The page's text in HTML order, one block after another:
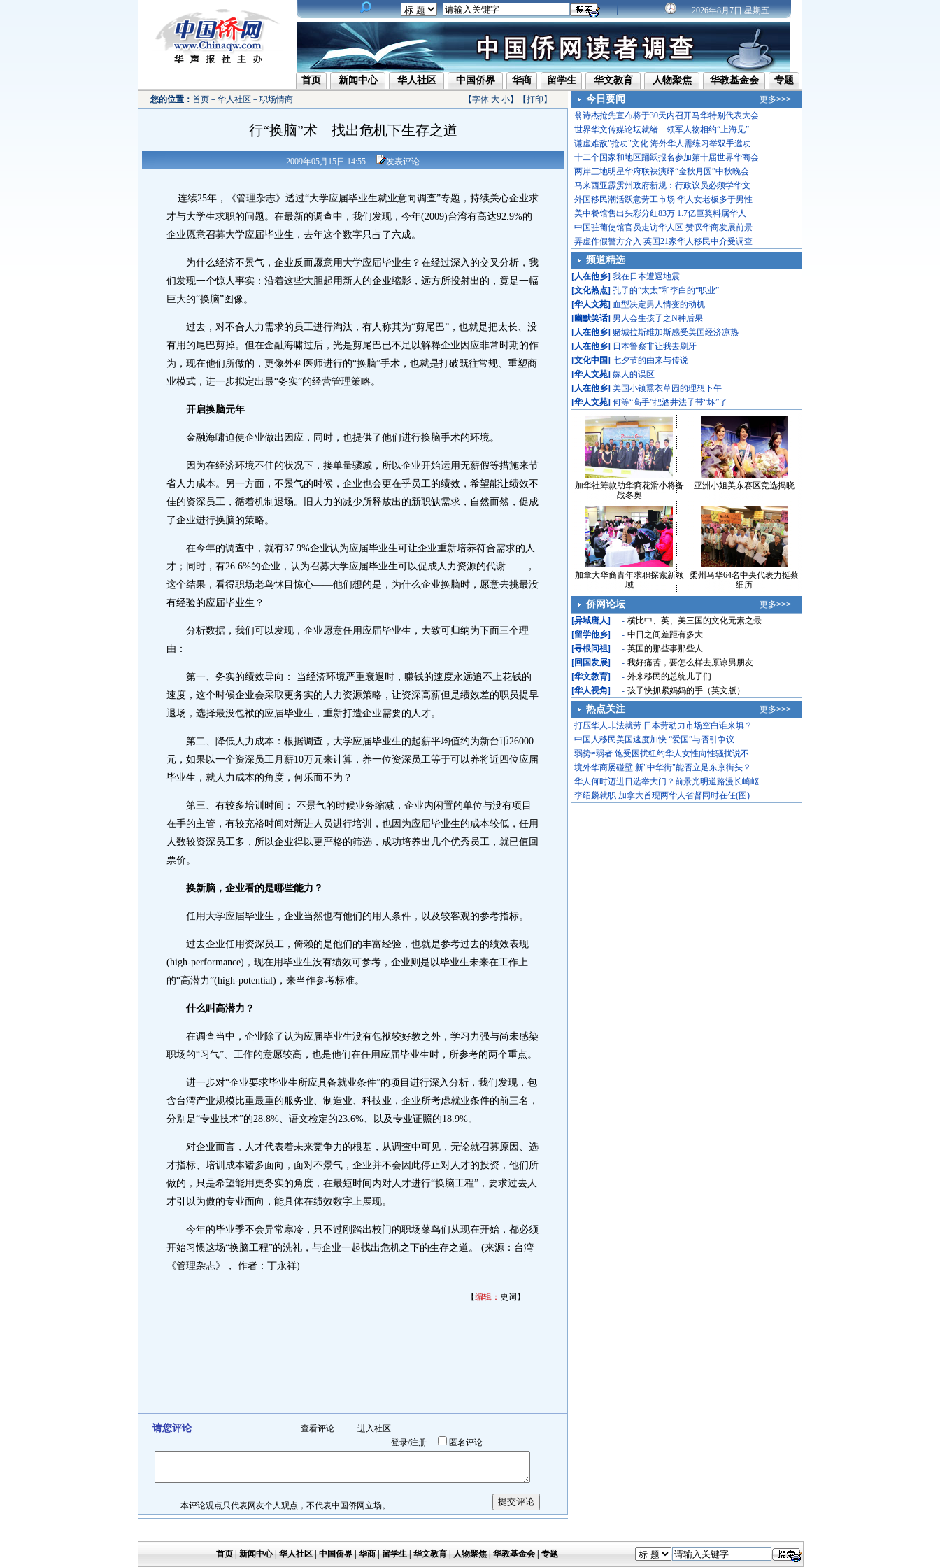
2026年8月7日 星期五
首页 新闻中心 华人社区 中国侨界 华商 留学生 华文教育 人物聚焦 华教基金会 专题
您的位置： 首页 － 华人社区 － 职场情商 【字体 大 小】【打印 】
行“换脑”术 找出危机下生存之道
2009年05月15日 14:55 发表评论
连续25年，《管理杂志》透过“大学应届毕业生就业意向调查”专题，持续关心企业求
才与大学生求职的问题。在最新的调查中，我们发现，今年(2009)台湾有高达92.9%的
企业愿意召募大学应届毕业生，去年这个数字只占了六成。
为什么经济不景气，企业反而愿意用大学应届毕业生？在经过深入的交叉分析，我
们发现一个惊人事实：沿着这些大胆起用新人的企业缩影，远方所投射出的，竟是一幅
巨大的“换脑”图像。
过去，对不合人力需求的员工进行淘汰，有人称其为“剪尾巴”，也就是把太长、没
有用的尾巴剪掉。但在金融海啸过后，光是剪尾巴已不足以解释企业因应非常时期的作
为，现在他们所做的，更像外科医师进行的“换脑”手术，也就是打破既往常规、重塑商
业模式，进一步拟定出最“务实”的经营管理策略。
开启换脑元年
金融海啸迫使企业做出因应，同时，也提供了他们进行换脑手术的环境。
因为在经济环境不佳的状况下，接单量骤减，所以企业开始运用无薪假等措施来节
省人力成本。另一方面，不景气的时候，企业也会更在乎员工的绩效，希望能让绩效不
佳的资深员工，循着机制退场。旧人力的减少所释放出的新职缺需求，自然而然，促成
了企业进行换脑的策略。
在今年的调查中，就有37.9%企业认为应届毕业生可让企业重新培养符合需求的人
才；同时，有26.6%的企业，认为召募大学应届毕业生可以促成人力资源的代谢……，
这个结果，看得职场老鸟怵目惊心——他们想的是，为什么企业换脑时，愿意去挑最没
有经验的应届毕业生？
分析数据，我们可以发现，企业愿意任用应届毕业生，大致可归纳为下面三个理
由：
第一、务实的绩效导向： 当经济环境严重衰退时，赚钱的速度永远追不上花钱的
速度，这个时候企业会采取更务实的人力资源策略，让资深高薪但是绩效差的职员提早
退场，选择最没包袱的应届毕业生，重新打造企业需要的人才。
第二、降低人力成本：根据调查，大学应届毕业生的起薪平均值约为新台币26000
元，如果以一个资深员工月薪10万元来计算，养一位资深员工等于可以养将近四位应届
毕业生，就人力成本的角度，何乐而不为？
第三、有较多培训时间： 不景气的时候业务缩减，企业内闲置的单位与没有项目
在手的主管，有较充裕时间对新进人员进行培训，也因为应届毕业生的成本较低，任用
人数较资深员工多，所以企业得以更严格的筛选，成功培养出几个优秀员工，就已值回
票价。
换新脑，企业看的是哪些能力？
任用大学应届毕业生，企业当然也有他们的用人条件，以及较客观的参考指标。
过去企业任用资深员工，倚赖的是他们的丰富经验，也就是参考过去的绩效表现
(high-performance)，现在用毕业生没有绩效可参考，企业则是以毕业生未来在工作上
的“高潜力”(high-potential)，来当作参考标准。
什么叫高潜力？
在调查当中，企业除了认为应届毕业生没有包袱较好教之外，学习力强与尚未感染
职场的“习气”、工作的意愿较高，也是他们在任用应届毕业生时，所参考的两个重点。
进一步对“企业要求毕业生所应具备就业条件”的项目进行深入分析，我们发现，包
含台湾产业规模比重最重的服务业、制造业、科技业，企业所考虑就业条件的前三名，
分别是“专业技术”的28.8%、语文检定的23.6%、以及专业证照的18.9%。
对企业而言，人才代表着未来竞争力的根基，从调查中可见，无论就召募原因、选
才指标、培训成本诸多面向，面对不景气，企业并不会因此停止对人才的投资，他们所
做的，只是希望能用更务实的角度，在最短时间内对人才进行“换脑工程”，要求过去人
才引以为傲的专业面向，能具体在绩效数字上展现。
今年的毕业季不会异常寒冷，只不过刚踏出校门的职场菜鸟们从现在开始，都必须
开始习惯这场“换脑工程”的洗礼，与企业一起找出危机之下的生存之道。 (来源：台湾
《管理杂志》， 作者：丁永祥)
【编辑： 史词】
请您评论 查看评论
进入社区
登录/注册 匿名评论
本评论观点只代表网友个人观点，不代表中国侨网立场。
今日要闻
更多>>>
·翁诗杰抢先宣布将于30天内召开马华特别代表大会
·世界华文传媒论坛就绪 领军人物相约“上海见”
·谦虚难敌"抢功"文化 海外华人需练习举双手邀功
·十二个国家和地区踊跃报名参加第十届世界华商会
·两岸三地明星华府联袂演绎“金秋月圆”中秋晚会
·马来西亚霹雳州政府新规：行政议员必须学华文
·外国移民潮活跃意劳工市场 华人女老板多于男性
·美中餐馆售出头彩分红83万 1.7亿巨奖料属华人
·中国驻葡使馆官员走访华人区 赞叹华商发展前景
·弄虚作假警方介入 英国21家华人移民中介受调查
频道精选
[人在他乡] 我在日本遭遇地震
[文化热点] 孔子的“太太”和李白的“职业”
[华人文苑] 血型决定男人情变的动机
[幽默笑话] 男人会生孩子之N种后果
[人在他乡] 赌城拉斯维加斯感受美国经济凉热
[人在他乡] 日本警察非让我去刷牙
[文化中国] 七夕节的由来与传说
[华人文苑] 嫁人的误区
[人在他乡] 美国小镇熏衣草园的理想下午
[华人文苑] 何等“高手”把酒井法子带“坏”了
加华社筹款助华裔花滑小将备
战冬奥
亚洲小姐美东赛区竞选揭晓
加拿大华裔青年求职探索新领
域
柔州马华64名中央代表力挺蔡
细历
侨网论坛
更多>>>
[异域唐人]
[留学他乡]
[寻根问祖]
[回国发展]
[华文教育]
[华人视角]
- 横比中、英、美三国的文化元素之最
- 中日之间差距有多大
- 英国的那些事那些人
- 我好痛苦，要怎么样去原谅男朋友
- 外来移民的总统儿子们
- 孩子快抓紧妈妈的手（英文版）
热点关注
更多>>>
·打压华人非法就劳 日本劳动力市场空白谁来填？
·中国人移民美国速度加快 “爱国”与否引争议
·弱势≠弱者 饱受困扰纽约华人女性向性骚扰说不
·境外华商屡碰壁 新"中华街"能否立足东京街头？
·华人何时迈进日选举大门？前景光明道路漫长崎岖
·李绍麟就职 加拿大首现两华人省督同时在任(图)
首页| 新闻中心| 华人社区| 中国侨界| 华商| 留学生| 华文教育| 人物聚焦| 华教基金会| 专题